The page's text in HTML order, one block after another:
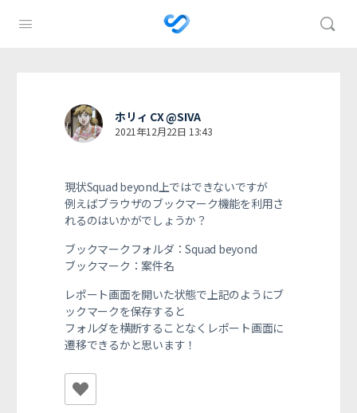
ホリィ CX @SIVA
2021年12月22日 13:43
現状Squad beyond上ではできないですが
例えばブラウザのブックマーク機能を利用さ
れるのはいかがでしょうか？
ブックマークフォルダ：Squad beyond
ブックマーク：案件名
レポート画面を開いた状態で上記のようにブ
ックマークを保存すると
フォルダを横断することなくレポート画面に
遷移できるかと思います！